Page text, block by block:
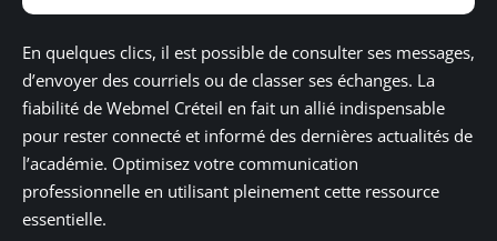
En quelques clics, il est possible de consulter ses messages,
d’envoyer des courriels ou de classer ses échanges. La
fiabilité de Webmel Créteil en fait un allié indispensable
pour rester connecté et informé des dernières actualités de
l’académie. Optimisez votre communication
professionnelle en utilisant pleinement cette ressource
essentielle.